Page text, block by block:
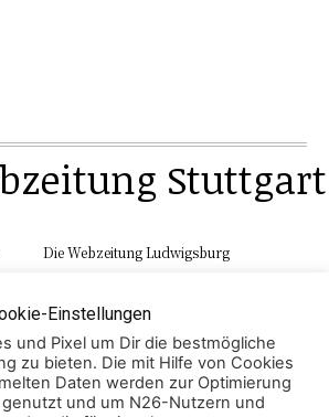
Stuttgart
Die Webzeitung Ludwigsburg
Lokales Polizei
Einstellungen
und Pixel um Dir die bestmögliche
zu bieten. Die mit Hilfe von Cookies
Daten werden zur Optimierung
und um N26-Nutzern und